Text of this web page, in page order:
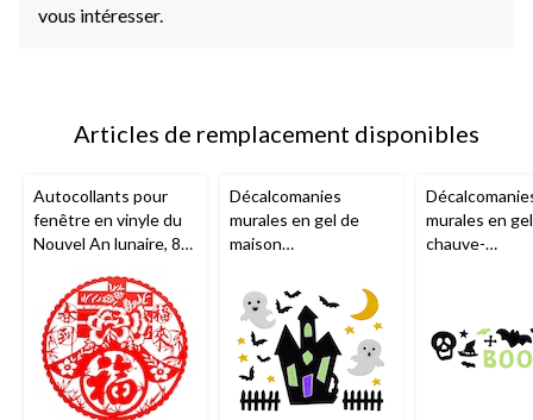
vous intéresser.
Articles de remplacement disponibles
Autocollants pour
fenêtre en vinyle du
Nouvel An lunaire, 8
Décalcomanies
murales en gel de
maison
tômes
For Living
multicolore,
décorations
d'intérieur pour
l'Halloween
murales en
chauve-
décorations
d'intérieur